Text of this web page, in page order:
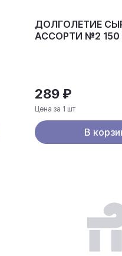
ДОЛГОЛЕТИЕ
АССОРТИ №2 150
289 ₽
Цена за 1 шт
В